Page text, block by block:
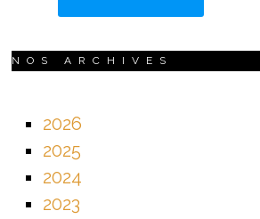
NOS ARCHIVES
2026
2025
2024
2023